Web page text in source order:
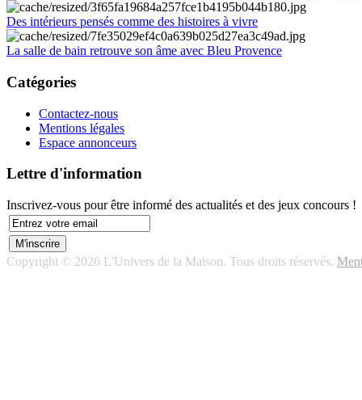
Des intérieurs pensés comme des histoires à vivre
La salle de bain retrouve son âme avec Bleu Provence
Catégories
Contactez-nous
Mentions légales
Espace annonceurs
Lettre d'information
Inscrivez-vous pour être informé des actualités et des jeux concours !
Copyright © 2026 L'Univers de la Maison. Tous droits réservés.